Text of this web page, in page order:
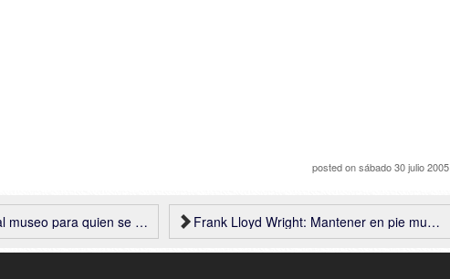
posted onsábado 30 julio 2005
Frank Lloyd Wright: Mantener en pie muchos de sus edificios cuesta una fortuna
para quien se quite la ropa